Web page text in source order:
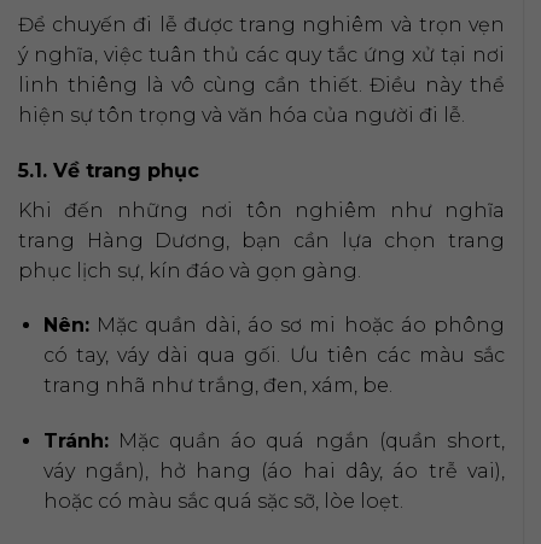
Để chuyến đi lễ được trang nghiêm và trọn vẹn
ý nghĩa, việc tuân thủ các quy tắc ứng xử tại nơi
linh thiêng là vô cùng cần thiết. Điều này thể
hiện sự tôn trọng và văn hóa của người đi lễ.
5.1. Về trang phục
Khi đến những nơi tôn nghiêm như nghĩa
trang Hàng Dương, bạn cần lựa chọn trang
phục lịch sự, kín đáo và gọn gàng.
Nên:Mặc quần dài, áo sơ mi hoặc áo phông
có tay, váy dài qua gối. Ưu tiên các màu sắc
trang nhã như trắng, đen, xám, be.
Tránh:Mặc quần áo quá ngắn (quần short,
váy ngắn), hở hang (áo hai dây, áo trễ vai),
hoặc có màu sắc quá sặc sỡ, lòe loẹt.